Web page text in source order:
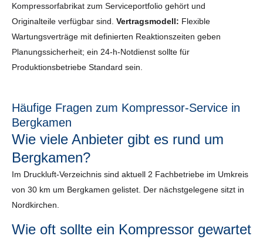
Kompressorfabrikat zum Serviceportfolio gehört und
Originalteile verfügbar sind. Vertragsmodell: Flexible
Wartungsverträge mit definierten Reaktionszeiten geben
Planungssicherheit; ein 24-h-Notdienst sollte für
Produktionsbetriebe Standard sein.
Häufige Fragen zum Kompressor-Service in
Bergkamen
Wie viele Anbieter gibt es rund um
Bergkamen?
Im Druckluft-Verzeichnis sind aktuell 2 Fachbetriebe im Umkreis
von 30 km um Bergkamen gelistet. Der nächstgelegene sitzt in
Nordkirchen.
Wie oft sollte ein Kompressor gewartet